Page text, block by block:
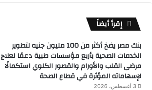
إقرأ أيضاً
بنك مصر يضخ أكثر من 100 مليون جنيه لتطوير
الخدمات الصحية بأربع مؤسسات طبية دعمًا لعلاج
مرضى القلب والأورام والقصور الكلوي استكمالًا
لإسهاماته المؤثرة في قطاع الصحة
3 أغسطس، 2026